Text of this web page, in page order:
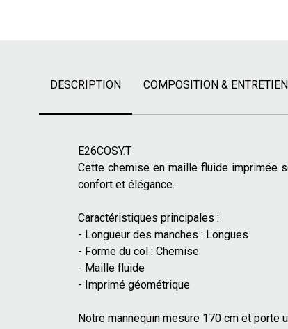
DESCRIPTION COMPOSITION & ENTRETIEN
E26COSY.T
Cette chemise en maille fluide imprimée
confort et élégance.
Caractéristiques principales :
- Longueur des manches : Longues
- Forme du col : Chemise
- Maille fluide
- Imprimé géométrique
Notre mannequin mesure 170 cm et porte